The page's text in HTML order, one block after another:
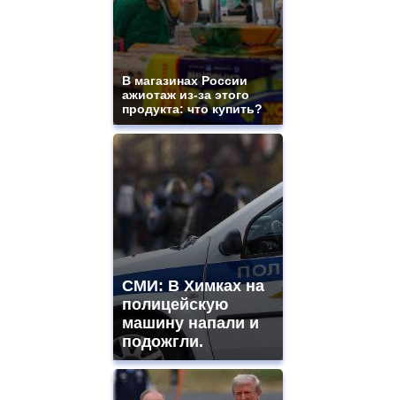
В магазинах России
ажиотаж из-за этого
продукта: что купить?
СМИ: В Химках на
полицейскую
машину напали и
подожгли.